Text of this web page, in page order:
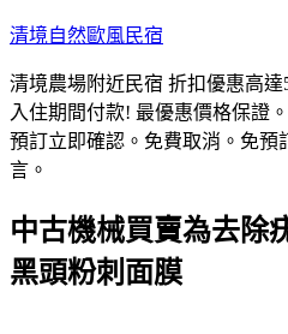
跳
主
要
內
容
清境自然歐風民宿
清境農場附近民宿 折扣優惠高
入住期間付款! 最優惠價格保證
預訂立即確認。免費取消。免預
言。
中古機械買賣為去除
黑頭粉刺面膜